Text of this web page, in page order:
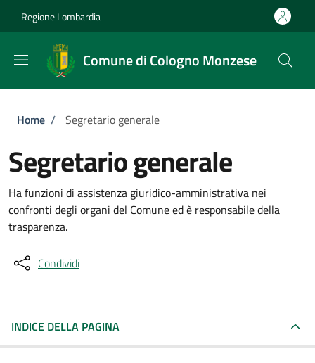
Regione Lombardia
Comune di Cologno Monzese
Briciole di pane
Home / Segretario generale
Segretario generale
Ha funzioni di assistenza giuridico-amministrativa nei
confronti degli organi del Comune ed è responsabile della
trasparenza.
Condividi
INDICE DELLA PAGINA